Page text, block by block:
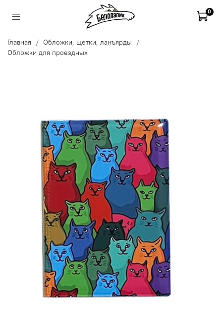
0
Главная
Обложки, щетки, ланъярды
Обложки для проездных